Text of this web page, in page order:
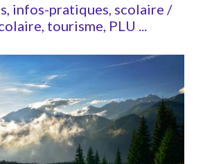
infos-pratiques, scolaire /
tourisme, PLU ...